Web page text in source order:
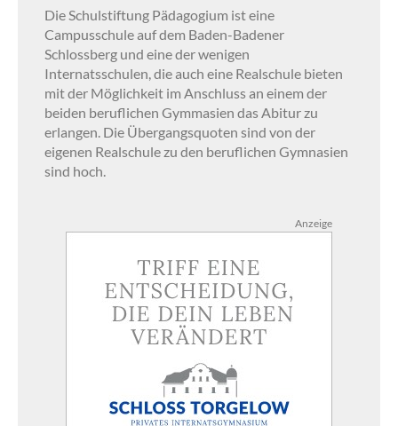
Die Schulstiftung Pädagogium ist eine
Campusschule auf dem Baden-Badener
Schlossberg und eine der wenigen
Internatsschulen, die auch eine Realschule bieten
mit der Möglichkeit im Anschluss an einem der
beiden beruflichen Gymmasien das Abitur zu
erlangen. Die Übergangsquoten sind von der
eigenen Realschule zu den beruflichen Gymnasien
sind hoch.
Anzeige